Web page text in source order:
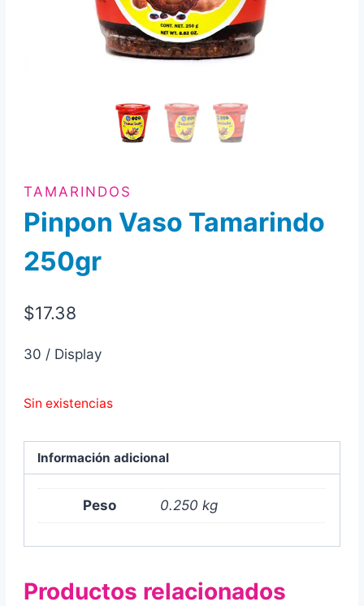
TAMARINDOS
Pinpon Vaso Tamarindo
250gr
$17.38
30 / Display
Sin existencias
Información adicional
Peso 0.250 kg
Productos relacionados